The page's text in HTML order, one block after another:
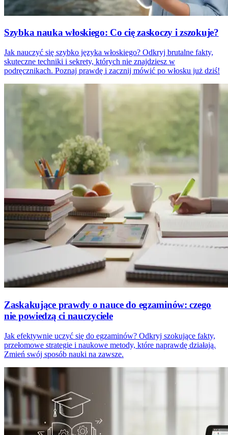
Szybka nauka włoskiego: Co cię zaskoczy i zszokuje?
Jak nauczyć się szybko języka włoskiego? Odkryj brutalne fakty,
skuteczne techniki i sekrety, których nie znajdziesz w
podręcznikach. Poznaj prawdę i zacznij mówić po włosku już dziś!
Zaskakujące prawdy o nauce do egzaminów: czego
nie powiedzą ci nauczyciele
Jak efektywnie uczyć się do egzaminów? Odkryj szokujące fakty,
przełomowe strategie i naukowe metody, które naprawdę działają.
Zmień swój sposób nauki na zawsze.